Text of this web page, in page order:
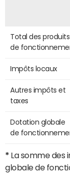
Total des produits
de
Impôts locaux
Autres impôts et
taxes
Dotation globale
de
* La somme des
globale de